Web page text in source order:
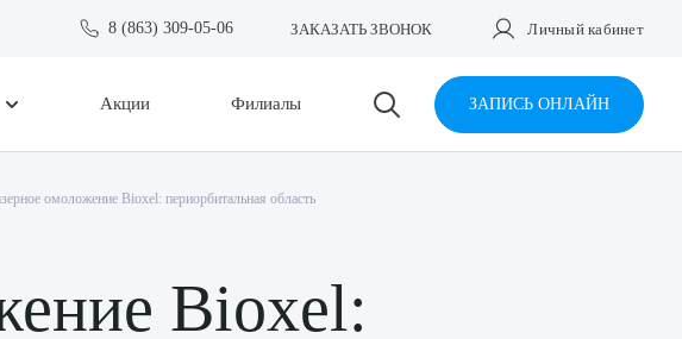
8 (863) 309-05-06 ЗАКАЗАТЬ ЗВОНОК Личный кабинет
Акции Филиалы ЗАПИСЬ ОНЛАЙН
омоложение Bioxel: периорбитальная область
Bioxel: